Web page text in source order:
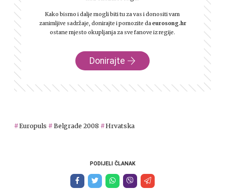
Kako bismo i dalje mogli biti tu za vas i donositi vam
zanimljive sadržaje, donirajte i pomozite daeurosong.hr
ostane mjesto okupljanja za sve fanove iz regije.
Donirajte
Europuls Belgrade 2008 Hrvatska
PODIJELI ČLANAK